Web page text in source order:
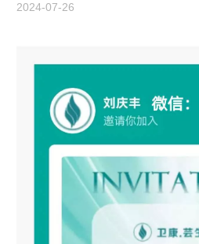
2024-07-26